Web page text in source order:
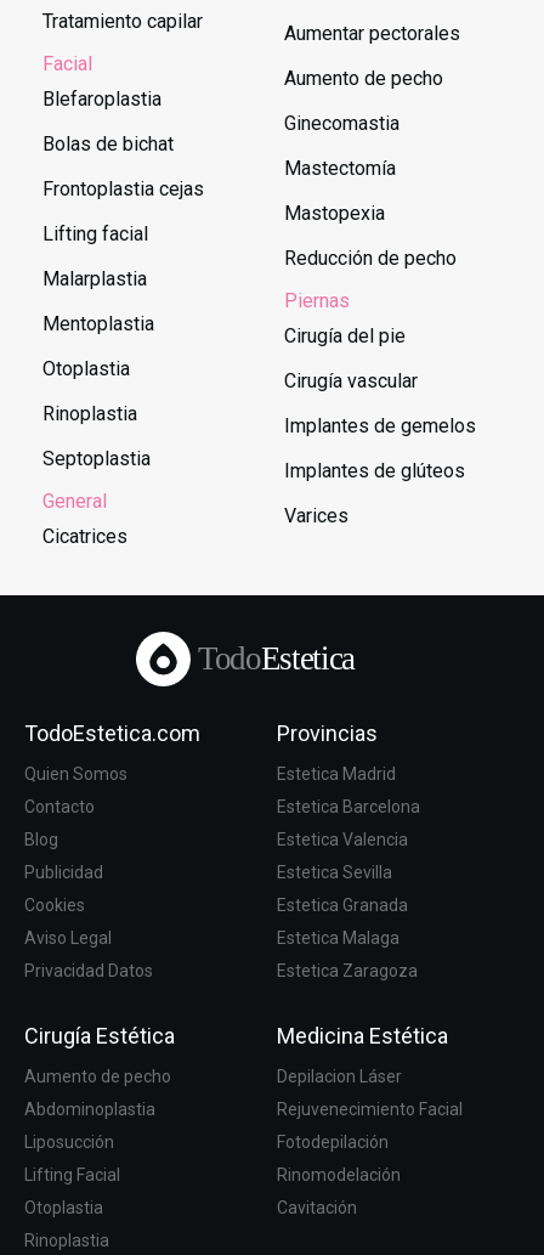
Tratamiento capilar
Facial
Blefaroplastia
Bolas de bichat
Frontoplastia cejas
Lifting facial
Malarplastia
Mentoplastia
Otoplastia
Rinoplastia
Septoplastia
General
Cicatrices
Aumentar pectorales
Aumento de pecho
Ginecomastia
Mastectomía
Mastopexia
Reducción de pecho
Piernas
Cirugía del pie
Cirugía vascular
Implantes de gemelos
Implantes de glúteos
Varices
TodoEstetica
TodoEstetica.com
Quien Somos
Contacto
Blog
Publicidad
Cookies
Aviso Legal
Privacidad Datos
Provincias
Estetica Madrid
Estetica Barcelona
Estetica Valencia
Estetica Sevilla
Estetica Granada
Estetica Malaga
Estetica Zaragoza
Cirugía Estética
Aumento de pecho
Abdominoplastia
Liposucción
Lifting Facial
Otoplastia
Rinoplastia
Medicina Estética
Depilacion Láser
Rejuvenecimiento Facial
Fotodepilación
Rinomodelación
Cavitación